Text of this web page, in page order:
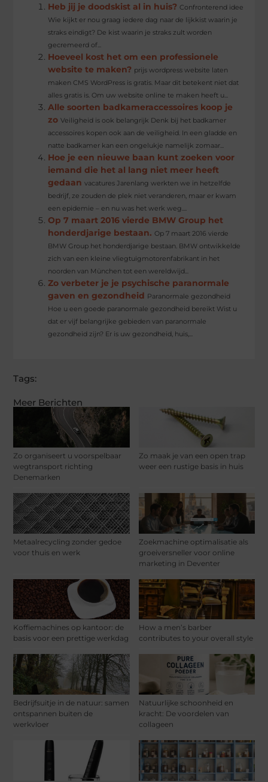
Meer Berichten
Zo organiseert u voorspelbaar
wegtransport richting
Denemarken
Zo maak je van een open trap
weer een rustige basis in huis
Metaalrecycling zonder gedoe
voor thuis en werk
Zoekmachine optimalisatie als
groeiversneller voor online
marketing in Deventer
Koffiemachines op kantoor: de
basis voor een prettige werkdag
How a men’s barber
contributes to your overall style
Bedrijfsuitje in de natuur: samen
ontspannen buiten de
werkvloer
Natuurlijke schoonheid en
kracht: De voordelen van
collageen
Heb jij je doodskist al in huis? Confronterend idee
Wie kijkt er nou graag iedere dag naar de lijkkist waarin je
straks eindigt? De kist waarin je straks zult worden
gecremeerd of...
Hoeveel kost het om een ​​professionele
website te maken? prijs wordpress website laten
maken CMS WordPress is gratis. Maar dit betekent niet dat
alles gratis is. Om uw website online te maken heeft u...
Alle soorten badkameraccessoires koop je
zo Veiligheid is ook belangrijk Denk bij het badkamer
accessoires kopen ook aan de veiligheid. In een gladde en
natte badkamer kan een ongelukje namelijk zomaar...
Hoe je een nieuwe baan kunt zoeken voor
iemand die het al lang niet meer heeft
gedaan vacatures Jarenlang werkten we in hetzelfde
bedrijf, ze zouden de plek niet veranderen, maar er kwam
een ​​epidemie – en nu was het werk weg....
Op 7 maart 2016 vierde BMW Group het
honderdjarige bestaan. Op 7 maart 2016 vierde
BMW Group het honderdjarige bestaan. BMW ontwikkelde
zich van een kleine vliegtuigmotorenfabrikant in het
noorden van München tot een wereldwijd...
Zo verbeter je je psychische paranormale
gaven en gezondheid Paranormale gezondheid
Hoe u een goede paranormale gezondheid bereikt Wist u
dat er vijf belangrijke gebieden van paranormale
gezondheid zijn? Er is uw gezondheid, huis,...
Tags: